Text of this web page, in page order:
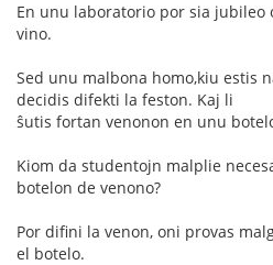
En unu laboratorio por sia jubileo
vino.
Sed unu malbona homo,kiu estis
decidis difekti la feston. Kaj li
ŝutis fortan venonon en unu
Kiom da studentojn malplie
botelon de venono?
Por difini la venon, oni provas
el botelo.